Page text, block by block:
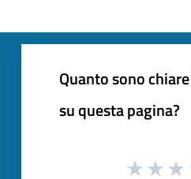
Quanto sono
su questa pagina?